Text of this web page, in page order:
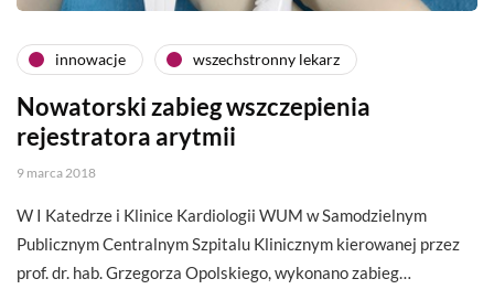
innowacje wszechstronny lekarz
Nowatorski zabieg wszczepienia
rejestratora arytmii
9 marca 2018
W I Katedrze i Klinice Kardiologii WUM w Samodzielnym
Publicznym Centralnym Szpitalu Klinicznym kierowanej przez
prof. dr. hab. Grzegorza Opolskiego, wykonano zabieg…